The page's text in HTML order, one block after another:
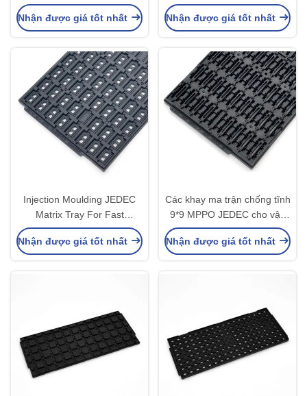
Production In Semiconductor
Nhận được giá tốt nhất
IC Tray Design For Bake
Oven
Nhận được giá tốt nhất
Injection Moulding JEDEC
Matrix Tray For Fast
Production And
Standardized IC Component
Nhận được giá tốt nhất
Các khay ma trận chống tĩnh
9*9 MPPO JEDEC cho vận
chuyển chip và bán dẫn
Nhận được giá tốt nhất